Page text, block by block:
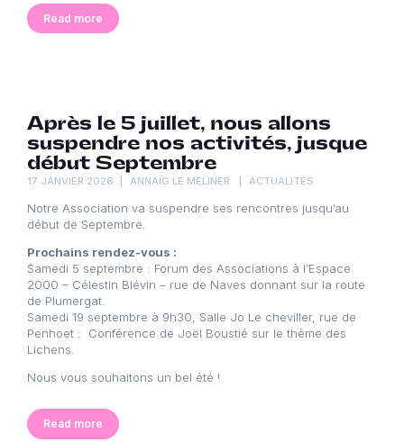
Read more
Après le 5 juillet, nous allons
suspendre nos activités, jusque
début Septembre
17 JANVIER 2026 ANNAÏG LE MELINER ACTUALITÉS
Notre Association va suspendre ses rencontres jusqu’au
début de Septembre.
Prochains rendez-vous :
Samedi 5 septembre : Forum des Associations à l’Espace
2000 – Célestin Blévin – rue de Naves donnant sur la route
de Plumergat.
Samedi 19 septembre à 9h30, Salle Jo Le cheviller, rue de
Penhoet : Conférence de Joël Boustié sur le thème des
Lichens.
Nous vous souhaitons un bel été !
Read more